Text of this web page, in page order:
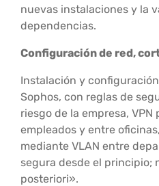
nuevas instalaciones y la
dependencias.
Configuración de red,
Instalación y
Sophos, con reglas de
riesgo de la empresa,
empleados y entre
mediante VLAN entre
segura desde el principio;
posteriori».